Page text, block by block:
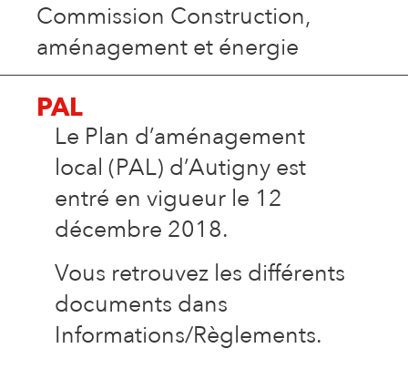
Commission Construction,
aménagement et énergie
PAL
Le Plan d’aménagement
local (PAL) d’Autigny est
entré en vigueur le 12
décembre 2018.
Vous retrouvez les différents
documents dans
Informations/Règlements.